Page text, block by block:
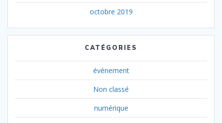
octobre 2019
CATÉGORIES
événement
Non classé
numérique